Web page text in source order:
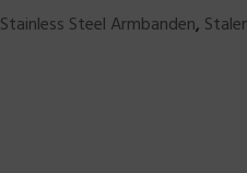
Stainless Steel Armbanden,